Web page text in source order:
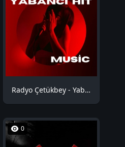
Radyo Çetükbey - Yabancı Hit
0